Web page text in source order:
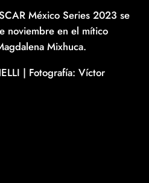
México Series 2023 se
noviembre en el mítico
Mixhuca.
| Fotografía: Víctor